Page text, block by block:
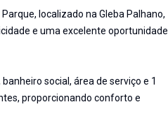
localizado na Gleba Palhano,
e uma excelente oportunidade
social, área de serviço e 1
proporcionando conforto e